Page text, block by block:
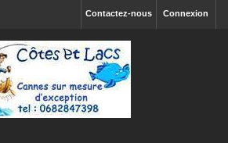
Connexion
Contactez-nous